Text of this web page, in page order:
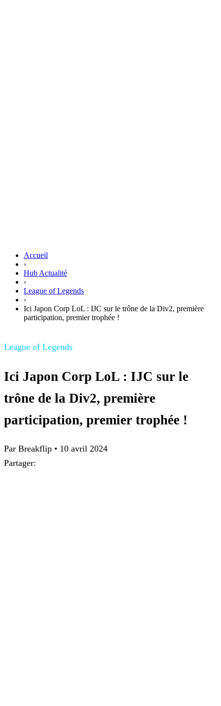
Accueil
›
Hub Actualité
›
League of Legends
›
Ici Japon Corp LoL : IJC sur le trône de la Div2, première
participation, premier trophée !
League of Legends
Ici Japon Corp LoL : IJC sur le
trône de la Div2, première
participation, premier trophée !
Par Breakflip • 10 avril 2024
Partager: